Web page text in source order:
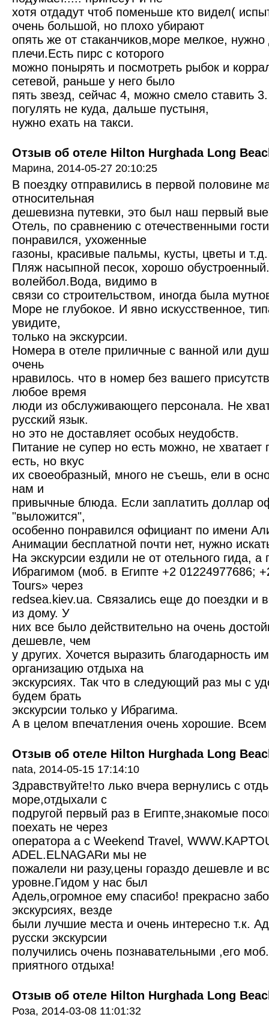
хотя отдадут чтоб поменьше кто видел(
очень большой, но плохо убирают
опять же от стаканчиков,море мелкое,
плечи.Есть пирс с которого
можно понырять и посмотреть рыбок и
сетевой, раньше у него было
пять звезд, сейчас 4, можно смело ставить
погулять не куда, дальше пустыня,
нужно ехать на такси.
Отзыв об отеле Hilton Hurghada Long
Марина, 2014-05-27 20:10:25
В поездку отправились в первой половине
относительная
дешевизна путевки, это был наш первый
Отель, по сравнению с отечественными
понравился, ухоженные
газоны, красивые пальмы, кусты, цветы и т.д.
Пляж насыпной песок, хорошо
волейбол.Вода, видимо в
связи со строительством, иногда была
Море не глубокое. И явно искусственное,
увидите,
только на экскурсии.
Номера в отеле приличные с ванной или
очень
нравилось. что в номер без вашего
любое время
люди из обслуживающего персонала. Не
русский язык.
но это не доставляет особых неудобств.
Питание не супер но есть можно, не
есть, но вкус
их своеобразный, много не съешь, ели в
нам и
привычные блюда. Если заплатить доллар
"выложится",
особенно понравился официант по имени
Анимации бесплатной почти нет, нужно
На экскурсии ездили не от отельного гида,
Ибрагимом (моб. в Египте +2 01224977686;
Tours» через
redsea.kiev.ua. Связались еще до поездки и
из дому. У
них все было действительно на очень
дешевле, чем
у других. Хочется выразить благодарность
организацию отдыха на
экскурсиях. Так что в следующий раз мы с
будем брать
экскурсии только у Ибрагима.
А в целом впечатления очень хорошие. Всем
Отзыв об отеле Hilton Hurghada Long
nata, 2014-05-15 17:14:10
Здравствуйте!то лько вчера вернулись с
море,отдыхали с
подругой первый раз в Египте,знакомые
поехать не через
оператора а с Weekend Travel,
ADEL.ELNAGARи мы не
пожалели ни разу,цены гораздо дешевле и
уровне.Гидом у нас был
Адель,огромное ему спасибо! прекрасно
экскурсиях, везде
были лучшие места и очень интересно т.к.
русски экскурсии
получились очень познавательными ,его
приятного отдыха!
Отзыв об отеле Hilton Hurghada Long
Роза, 2014-03-08 11:01:32